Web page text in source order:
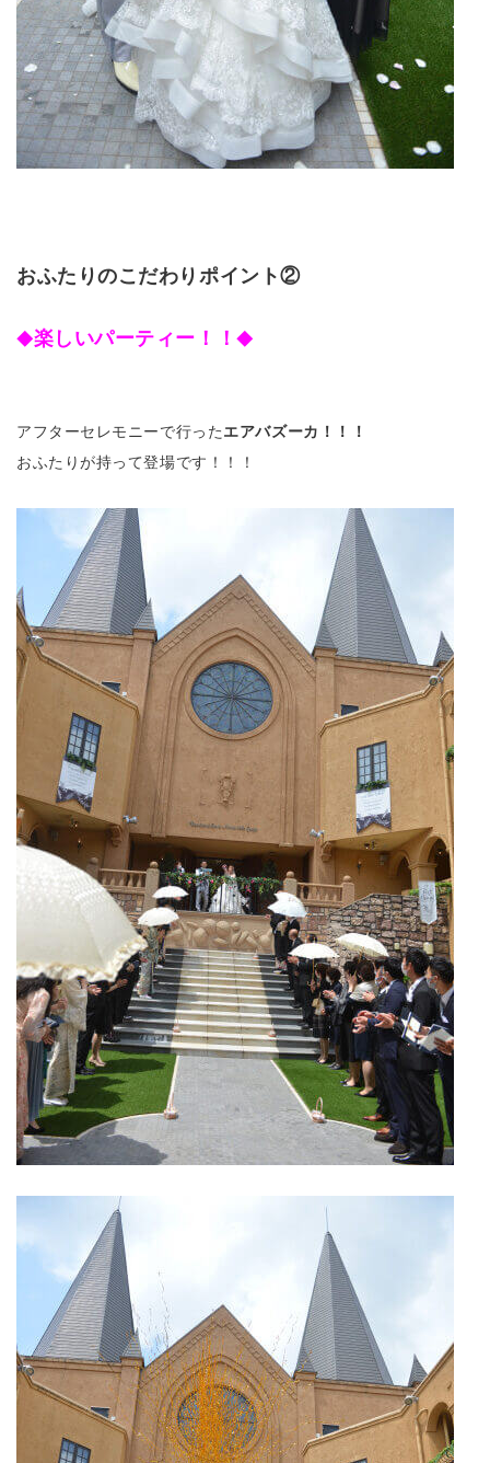
おふたりのこだわりポイント②
◆楽しいパーティー！！◆
アフターセレモニーで行ったエアバズーカ！！！
おふたりが持って登場です！！！